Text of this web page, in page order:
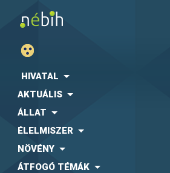
HIVATAL
AKTUÁLIS
ÁLLAT
ÉLELMISZER
NÖVÉNY
ÁTFOGÓ TÉMÁK